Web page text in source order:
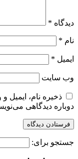
دیدگاه *
نام *
ایمیل *
وب‌ سایت
ذخیره نام، ایمیل
دوباره دیدگاهی
جستجو برای: